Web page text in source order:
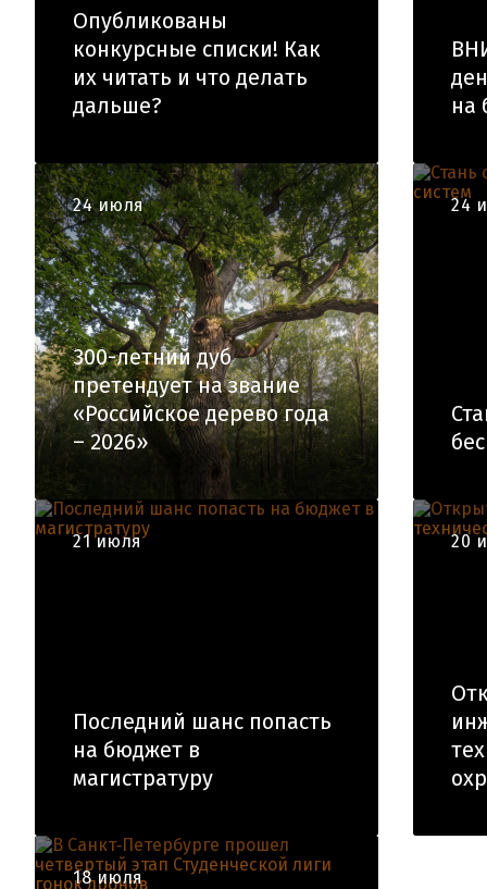
Опубликованы
конкурсные списки! Как
их читать и что делать
дальше?
на
24 июля
300-летний дуб
претендует на звание
«Российское дерево года
– 2026»
24
21 июля
Последний шанс попасть
на бюджет в
магистратуру
20
18 июля